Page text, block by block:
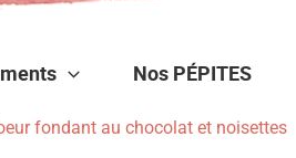
Nos PÉPITES
fondant au chocolat et noisettes